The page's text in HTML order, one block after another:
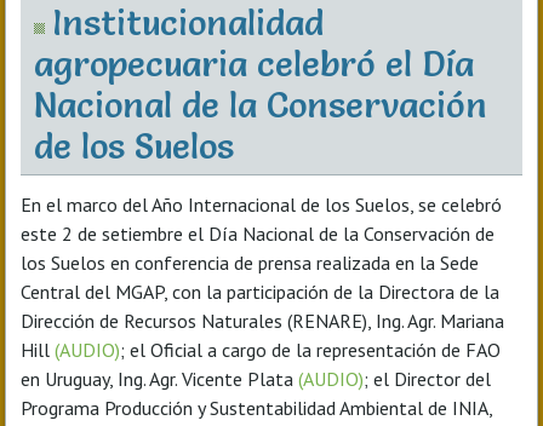
Institucionalidad
agropecuaria celebró el Día
Nacional de la Conservación
de los Suelos
En el marco del Año Internacional de los Suelos, se celebró
este 2 de setiembre el Día Nacional de la Conservación de
los Suelos en conferencia de prensa realizada en la Sede
Central del MGAP, con la participación de la Directora de la
Dirección de Recursos Naturales (RENARE), Ing. Agr. Mariana
Hill(AUDIO); el Oficial a cargo de la representación de FAO
en Uruguay, Ing. Agr. Vicente Plata(AUDIO); el Director del
Programa Producción y Sustentabilidad Ambiental de INIA,